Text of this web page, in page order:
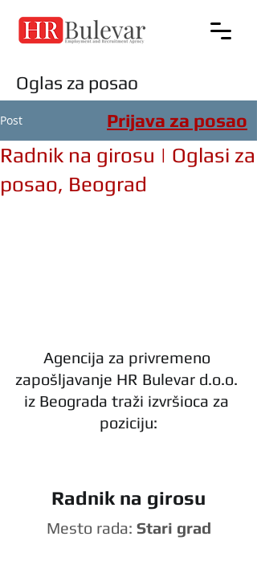
Oglas za posao
Post
Radnik na girosu | Oglasi za
posao, Beograd
Agencija za privremeno
zapošljavanje HR Bulevar d.o.o.
iz Beograda traži izvršioca za
poziciju:
Radnik na girosu
Mesto rada: Stari grad
Prijava za posao